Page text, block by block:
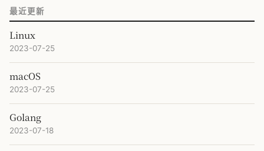
最近更新
Linux
2023-07-25
macOS
2023-07-25
Golang
2023-07-18